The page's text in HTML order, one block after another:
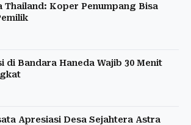
Thailand: Koper Penumpang Bisa
di Bandara Haneda Wajib 30 Menit
Apresiasi Desa Sejahtera Astra